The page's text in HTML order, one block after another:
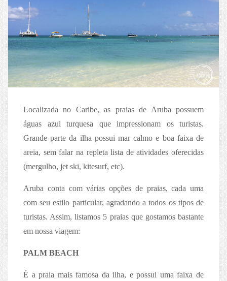
Localizada no Caribe, as praias de Aruba possuem
águas azul turquesa que impressionam os turistas.
Grande parte da ilha possui mar calmo e boa faixa de
areia, sem falar na repleta lista de atividades oferecidas
(mergulho, jet ski, kitesurf, etc).
Aruba conta com várias opções de praias, cada uma
com seu estilo particular, agradando a todos os tipos de
turistas. Assim, listamos 5 praias que gostamos bastante
em nossa viagem:
PALM BEACH
É a praia mais famosa da ilha, e possui uma faixa de